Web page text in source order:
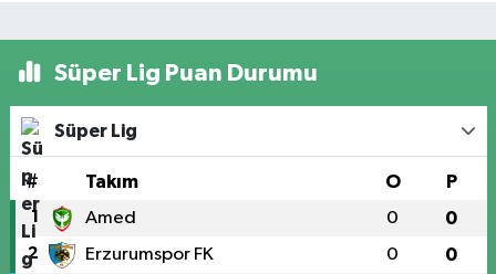
Süper Lig Puan Durumu
Süper Lig
# Takım O P
1 Amed 0 0
2 Erzurumspor FK 0 0